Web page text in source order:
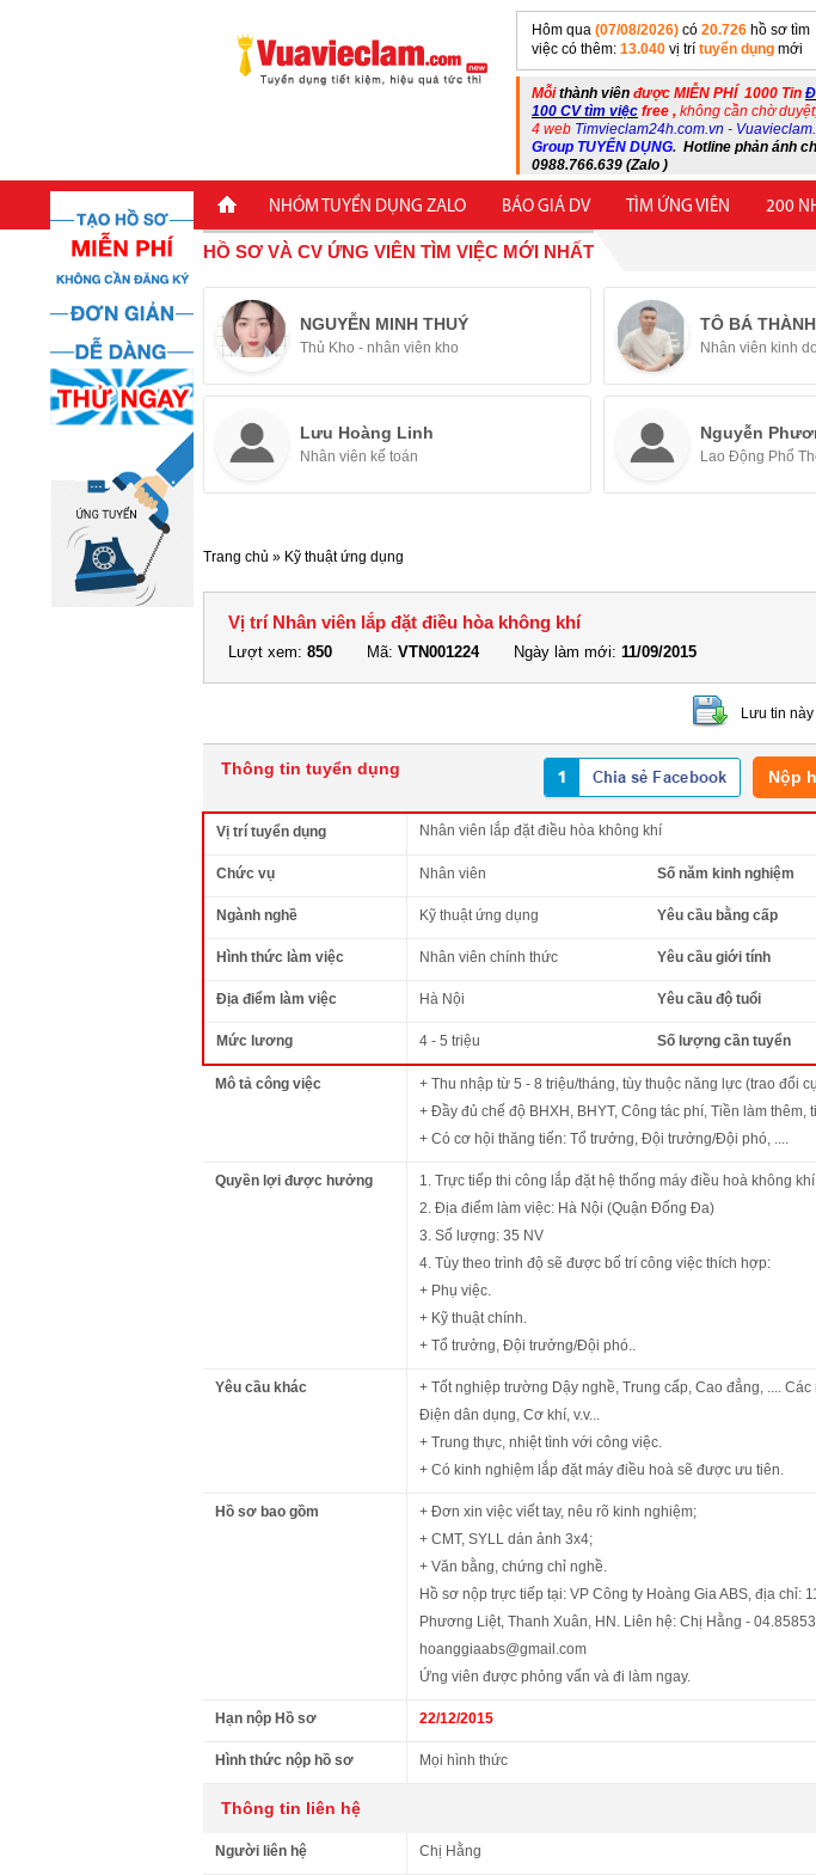
Hôm qua (07/08/2026) có 20.726 hồ sơ tìm
việc có thêm: 13.040 vị trí tuyển dụng mới
Mỗithành viên được MIỄN PHÍ 1000 Tin
100 CV tìm việc free , không cần chờ
4 web Timvieclam24h.com.vn -
Group TUYỂN DỤNG. Hotline phản ánh
0988.766.639 (Zalo )
NHÓM TUYỂN DỤNG ZALO BÁO GIÁ DV TÌM ỨNG VIÊN 200
HỒ SƠ VÀ CV ỨNG VIÊN TÌM VIỆC MỚI NHẤT
NGUYỄN MINH THUÝ
Thủ Kho - nhân viên kho
TÔ BÁ
Nhân viên kinh
Lưu Hoàng Linh
Nhân viên kế toán
Nguyễn
Lao Động Phổ
Trang chủ » Kỹ thuật ứng dụng
Vị trí Nhân viên lắp đặt điều hòa không khí
Lượt xem: 850 Mã: VTN001224 Ngày làm mới: 11/09/2015
Lưu tin này
Thông tin tuyển dụng Nộp
Vị trí tuyển dụng Nhân viên lắp đặt điều hòa không khí
Chức vụ Nhân viên Số năm kinh nghiệm
Ngành nghề Kỹ thuật ứng dụng Yêu cầu bằng cấp
Hình thức làm việc Nhân viên chính thức Yêu cầu giới tính
Địa điểm làm việc Hà Nội Yêu cầu độ tuổi
Mức lương 4 - 5 triệu Số lượng cần tuyển
Mô tả công việc
+ Thu nhập từ 5 - 8 triệu/tháng, tùy thuộc năng lực (trao đổi
+ Đầy đủ chế độ BHXH, BHYT, Công tác phí, Tiền làm thêm,
+ Có cơ hội thăng tiến: Tổ trưởng, Đội trưởng/Đội phó, ....
Quyền lợi được hưởng
1. Trực tiếp thi công lắp đặt hệ thống máy điều hoà không khí
2. Địa điểm làm việc: Hà Nội (Quận Đống Đa)
3. Số lượng: 35 NV
4. Tùy theo trình độ sẽ được bố trí công việc thích hợp:
+ Phụ việc.
+ Kỹ thuật chính.
+ Tổ trưởng, Đội trưởng/Đội phó..
Yêu cầu khác
+ Tốt nghiệp trường Dậy nghề, Trung cấp, Cao đẳng, ....
Điện dân dụng, Cơ khí, v.v...
+ Trung thực, nhiệt tình với công việc.
+ Có kinh nghiệm lắp đặt máy điều hoà sẽ được ưu tiên.
Hồ sơ bao gồm
+ Đơn xin việc viết tay, nêu rõ kinh nghiệm;
+ CMT, SYLL dán ảnh 3x4;
+ Văn bằng, chứng chỉ nghề.
Hồ sơ nộp trực tiếp tại: VP Công ty Hoàng Gia ABS, địa chỉ:
Phương Liệt, Thanh Xuân, HN. Liên hệ: Chị Hằng -
hoanggiaabs@gmail.com
Ứng viên được phỏng vấn và đi làm ngay.
Hạn nộp Hồ sơ 22/12/2015
Hình thức nộp hồ sơ Mọi hình thức
Thông tin liên hệ
Người liên hệ Chị Hằng